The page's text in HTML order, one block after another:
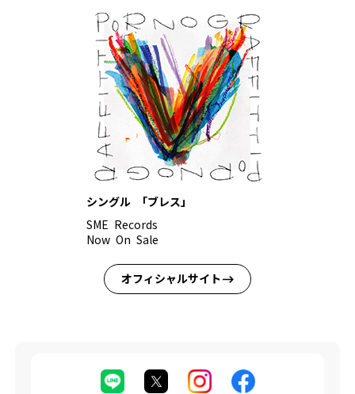
シングル 「ブレス」
SME Records
Now On Sale
オフィシャルサイト